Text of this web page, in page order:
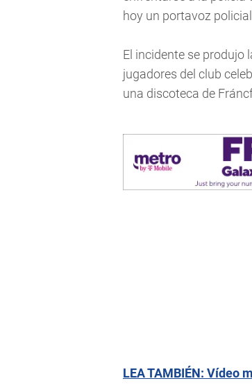
hoy un portavoz
El incidente se produjo
jugadores del club
una discoteca de
LEA TAMBIÉN: Vídeo